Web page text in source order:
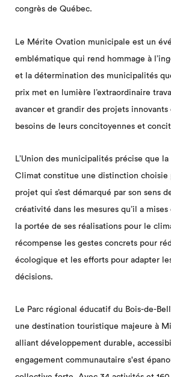
congrès de Québec.
Le Mérite Ovation municipale est un
emblématique qui rend hommage à
et la détermination des municipalités
prix met en lumière l’extraordinaire
avancer et grandir des projets
besoins de leurs concitoyennes et
L’Union des municipalités précise que
Climat constitue une distinction choisie
projet qui s’est démarqué par son sens
créativité dans les mesures qu’il a
la portée de ses réalisations pour le
récompense les gestes concrets pour
écologique et les efforts pour adapter
décisions.
Le Parc régional éducatif du Bois-de-
une destination touristique majeure à
alliant développement durable,
engagement communautaire s'est